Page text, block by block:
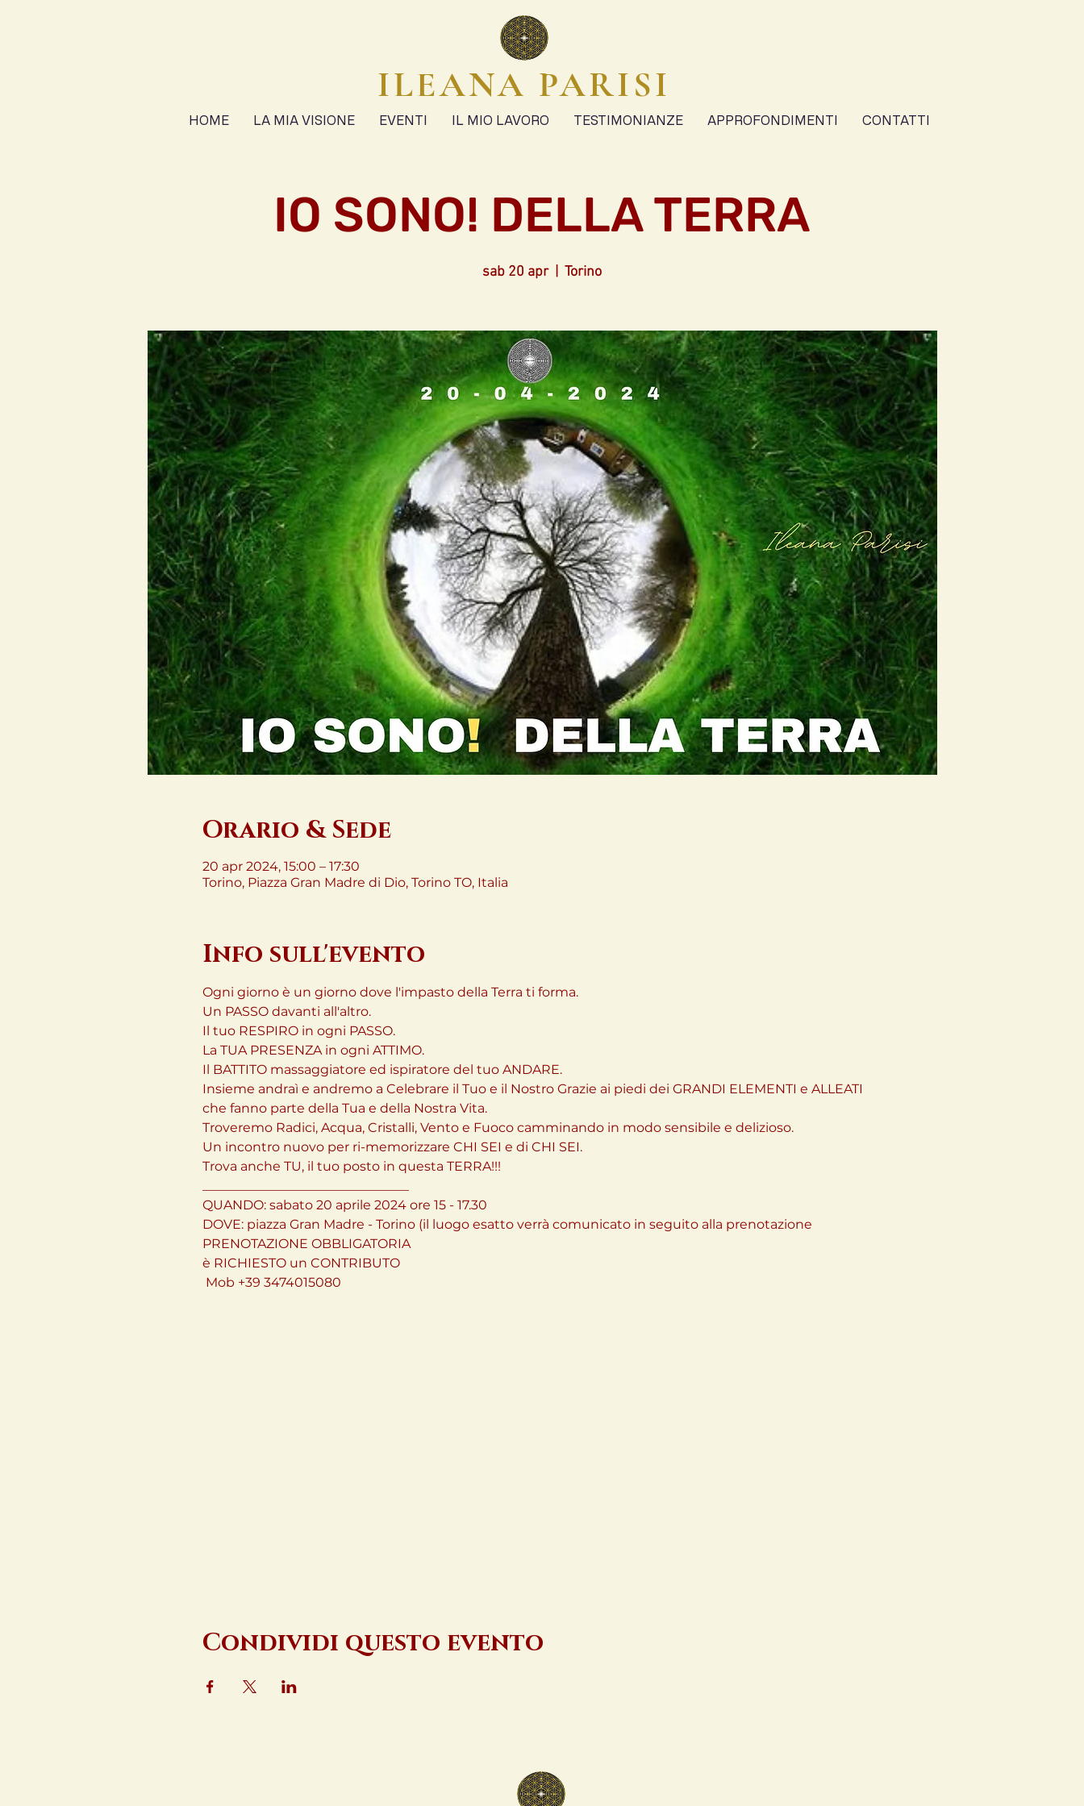
ILEANA PARISI
HOME LA MIA VISIONE EVENTI IL MIO LAVORO TESTIMONIANZE APPROFONDIMENTI CONTATTI
IO SONO! DELLA TERRA
sab 20 apr
  |
Torino
Orario & Sede
20 apr 2024, 15:00 – 17:30
Torino, Piazza Gran Madre di Dio, Torino TO, Italia
Info sull'evento
Ogni giorno è un giorno dove l'impasto della Terra ti forma.
Un PASSO davanti all'altro.
Il tuo RESPIRO in ogni PASSO.
La TUA PRESENZA in ogni ATTIMO.
Il BATTITO massaggiatore ed ispiratore del tuo ANDARE.
Insieme andraì e andremo a Celebrare il Tuo e il Nostro Grazie ai piedi dei GRANDI ELEMENTI e ALLEATI
che fanno parte della Tua e della Nostra Vita.
Troveremo Radici, Acqua, Cristalli, Vento e Fuoco camminando in modo sensibile e delizioso.
Un incontro nuovo per ri-memorizzare CHI SEI e di CHI SEI.
Trova anche TU, il tuo posto in questa TERRA!!!
QUANDO: sabato 20 aprile 2024 ore 15 - 17.30
DOVE: piazza Gran Madre - Torino (il luogo esatto verrà comunicato in seguito alla prenotazione
PRENOTAZIONE OBBLIGATORIA
è RICHIESTO un CONTRIBUTO
Mob +39 3474015080
Condividi questo evento